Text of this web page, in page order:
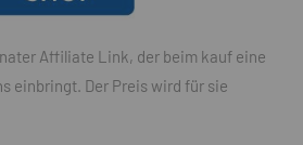
Affiliate Link, der beim kauf eine
einbringt. Der Preis wird für sie